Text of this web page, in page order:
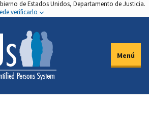
de Estados Unidos, Departamento de Justicia.
verificarlo
Menú